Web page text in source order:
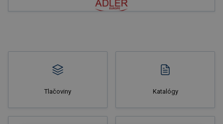
Tlačoviny Katalógy